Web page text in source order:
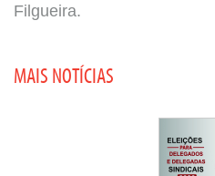
Filgueira.
MAIS NOTÍCIAS